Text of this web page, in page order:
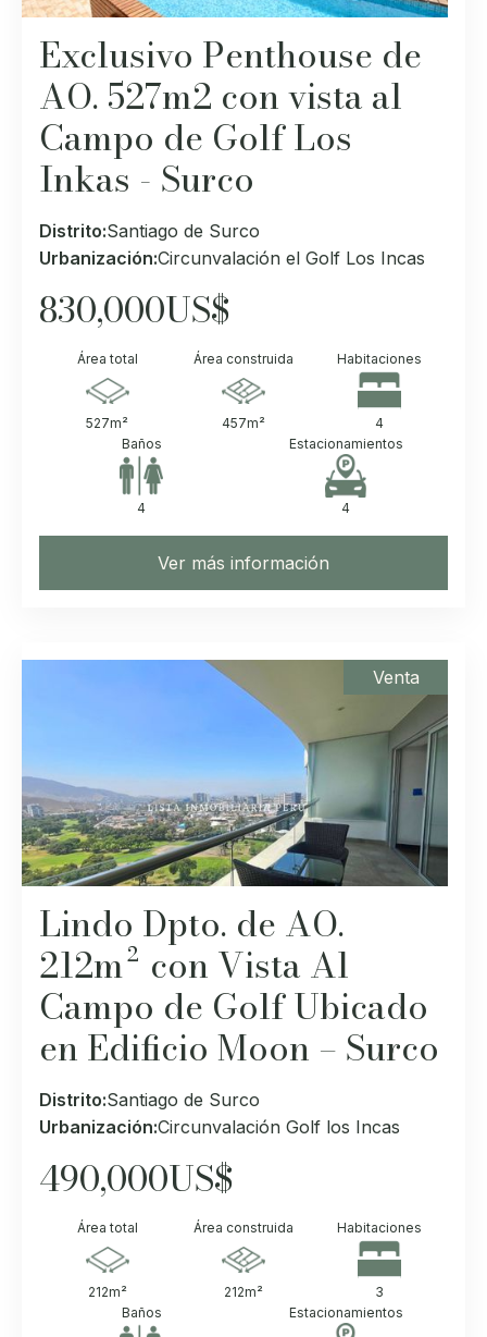
Exclusivo Penthouse de
AO. 527m2 con vista al
Campo de Golf Los
Inkas - Surco
Distrito:Santiago de Surco
Urbanización:Circunvalación el Golf Los Incas
830,000US$
Área total
527m²
Área construida
457m²
Habitaciones
4
Baños
4
Estacionamientos
4
Ver más información
Venta
Lindo Dpto. de AO.
212m² con Vista Al
Campo de Golf Ubicado
en Edificio Moon – Surco
Distrito:Santiago de Surco
Urbanización:Circunvalación Golf los Incas
490,000US$
Área total
212m²
Área construida
212m²
Habitaciones
3
Baños
Estacionamientos